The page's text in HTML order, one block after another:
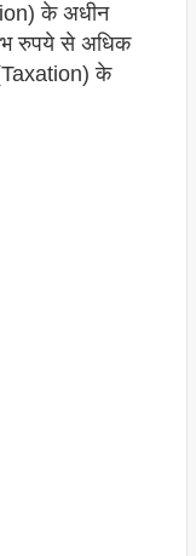
के अधीन
रुपये से अधिक
के